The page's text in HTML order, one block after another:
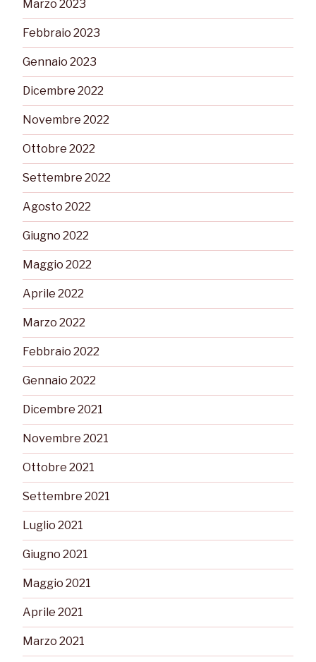
Marzo 2023
Febbraio 2023
Gennaio 2023
Dicembre 2022
Novembre 2022
Ottobre 2022
Settembre 2022
Agosto 2022
Giugno 2022
Maggio 2022
Aprile 2022
Marzo 2022
Febbraio 2022
Gennaio 2022
Dicembre 2021
Novembre 2021
Ottobre 2021
Settembre 2021
Luglio 2021
Giugno 2021
Maggio 2021
Aprile 2021
Marzo 2021